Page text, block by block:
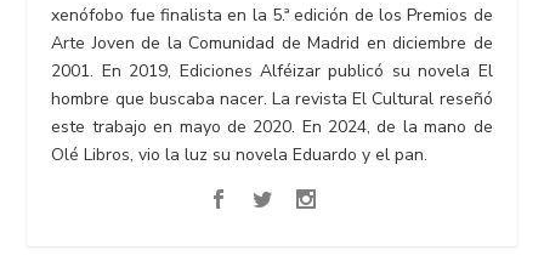
xenófobo fue finalista en la 5.ª edición de los Premios de
Arte Joven de la Comunidad de Madrid en diciembre de
2001. En 2019, Ediciones Alféizar publicó su novela El
hombre que buscaba nacer. La revista El Cultural reseñó
este trabajo en mayo de 2020. En 2024, de la mano de
Olé Libros, vio la luz su novela Eduardo y el pan.